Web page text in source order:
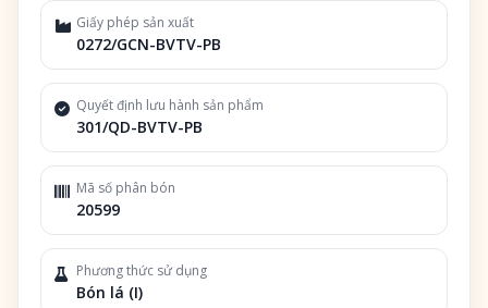
Giấy phép sản xuất
0272/GCN-BVTV-PB
Quyết định lưu hành sản phẩm
301/QD-BVTV-PB
Mã số phân bón
20599
Phương thức sử dụng
Bón lá (I)